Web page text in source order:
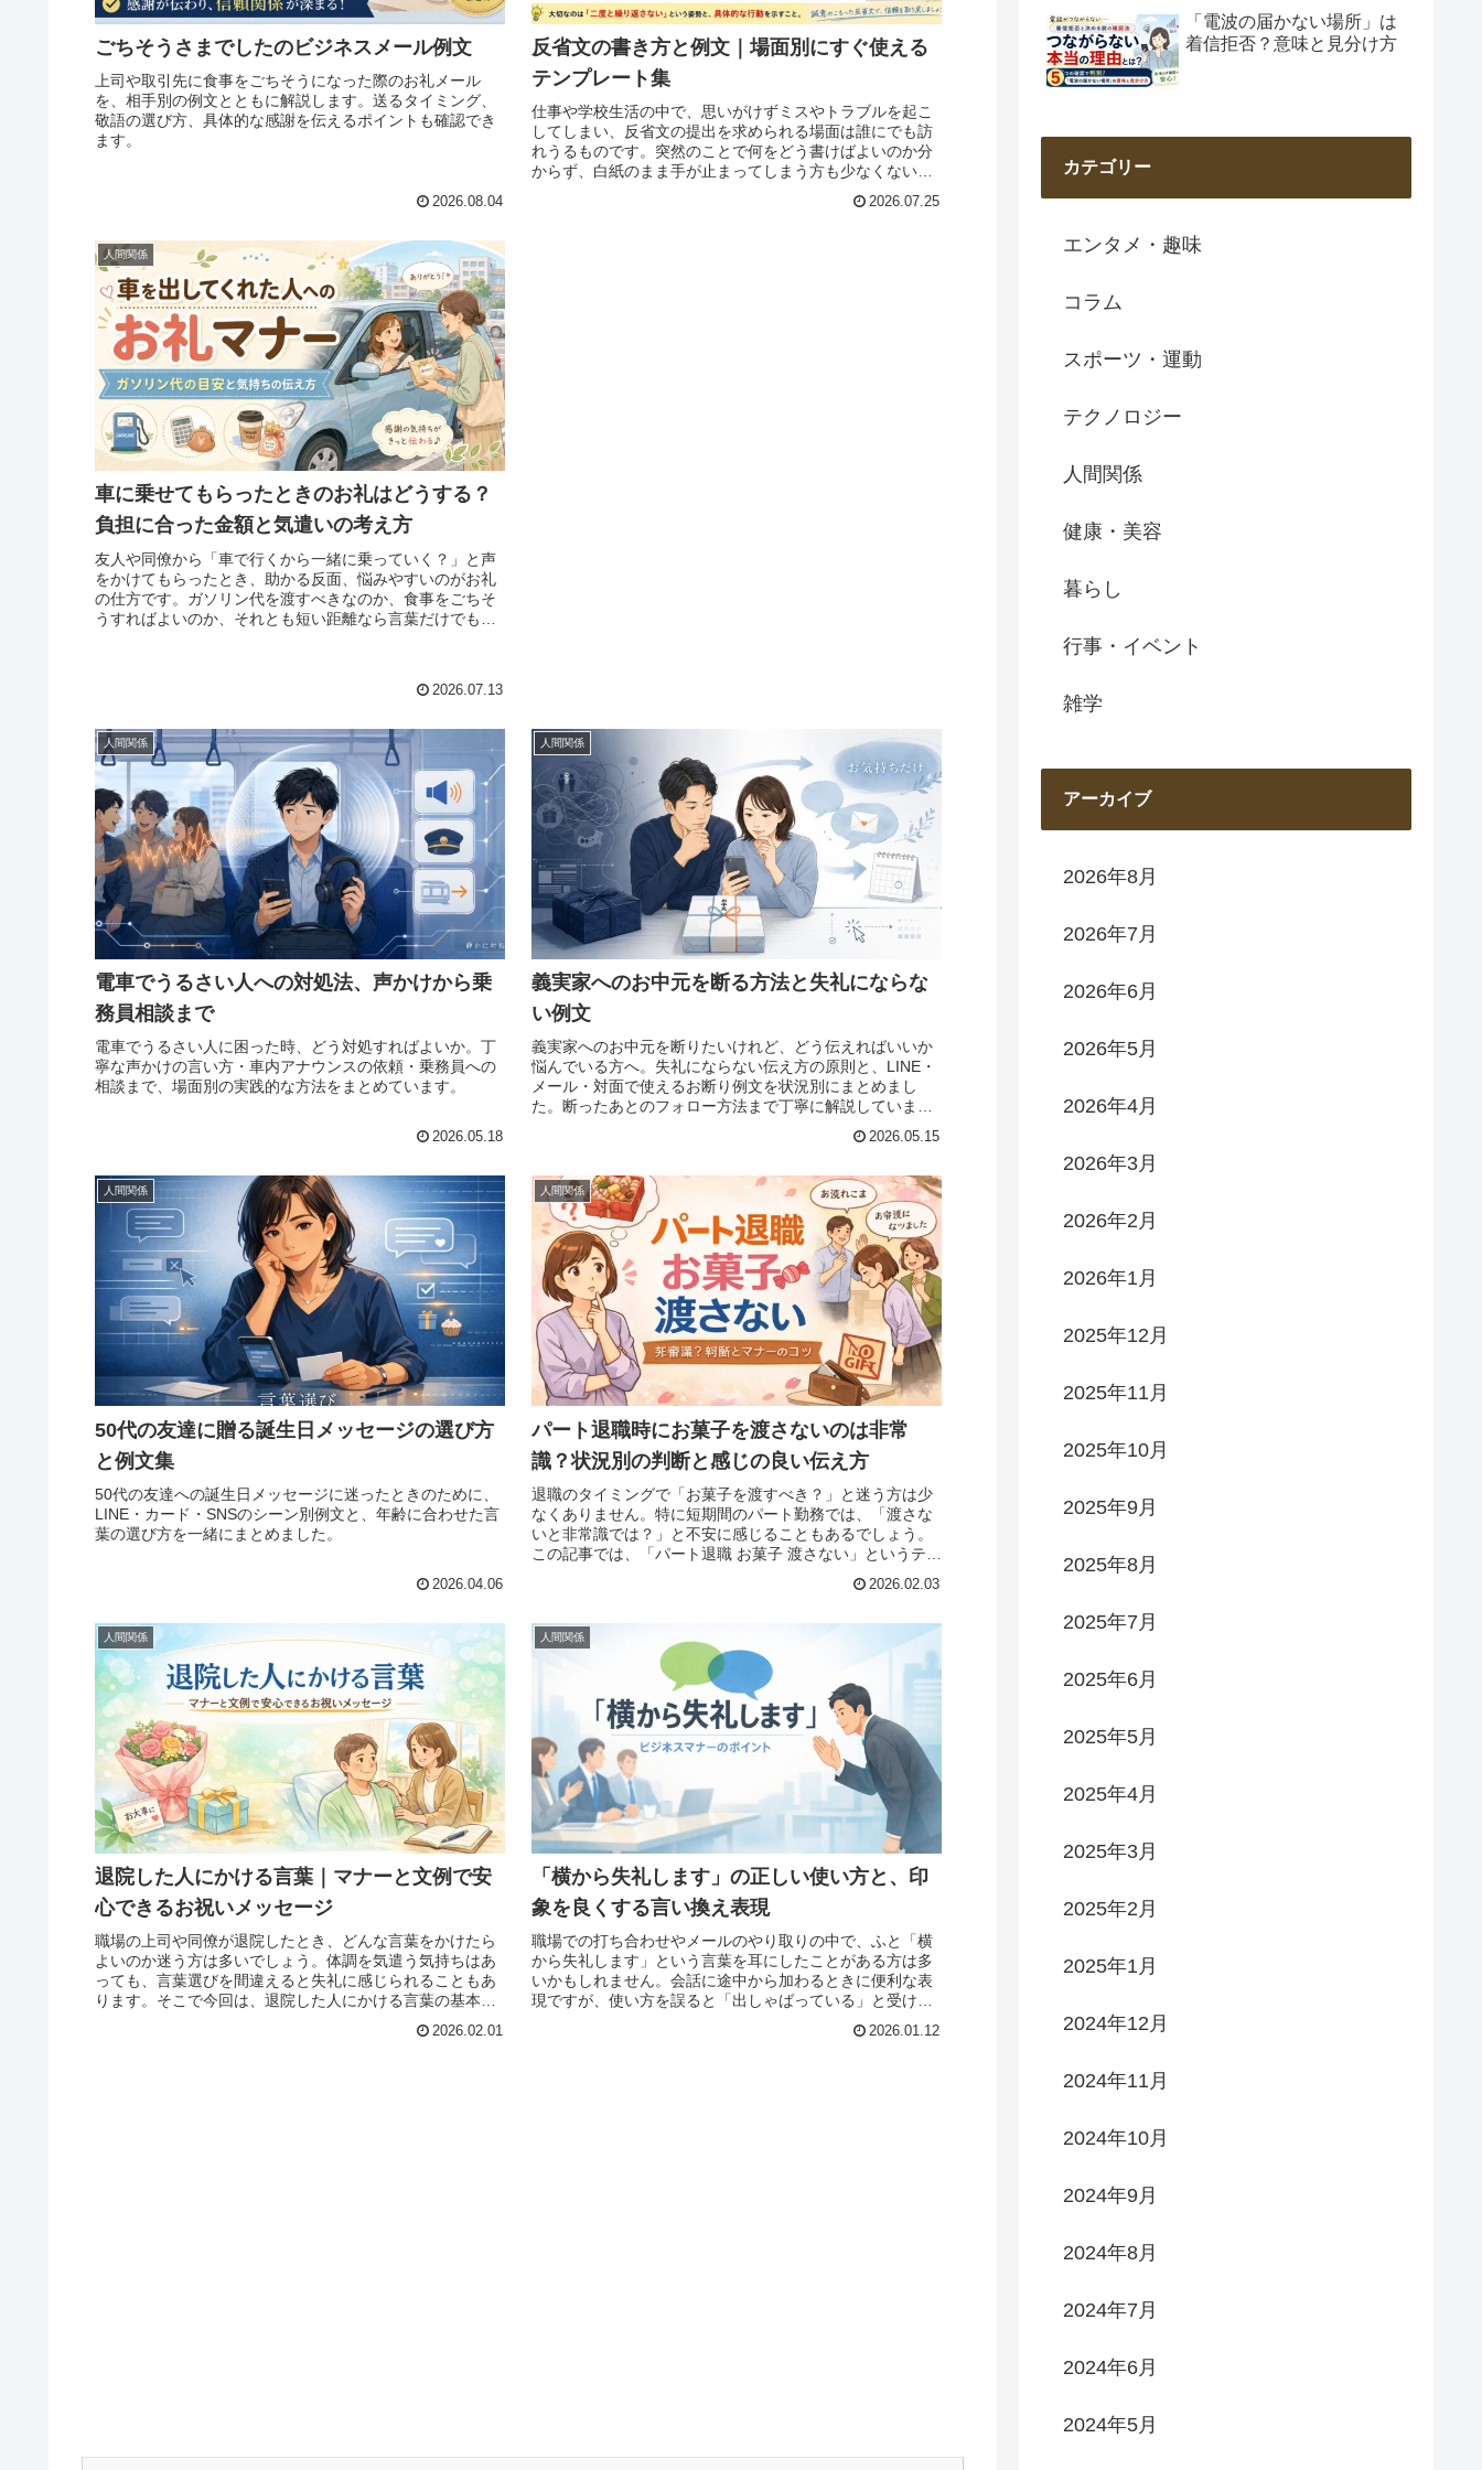
ごちそうさまでしたのビジネスメール例文
上司や取引先に食事をごちそうになった際のお礼メール
を、相手別の例文とともに解説します。送るタイミング、
敬語の選び方、具体的な感謝を伝えるポイントも確認でき
ます。
2026.08.04
反省文の書き方と例文｜場面別にすぐ使える
テンプレート集
仕事や学校生活の中で、思いがけずミスやトラブルを起こ
してしまい、反省文の提出を求められる場面は誰にでも訪
れうるものです。突然のことで何をどう書けばよいのか分
からず、白紙のまま手が止まってしまう方も少なくないで
2026.07.25
人間関係
車に乗せてもらったときのお礼はどうする？
負担に合った金額と気遣いの考え方
友人や同僚から「車で行くから一緒に乗っていく？」と声
をかけてもらったとき、助かる反面、悩みやすいのがお礼
の仕方です。ガソリン代を渡すべきなのか、食事をごちそ
うすればよいのか、それとも短い距離なら言葉だけでも問
2026.07.13
人間関係
電車でうるさい人への対処法、声かけから乗
務員相談まで
電車でうるさい人に困った時、どう対処すればよいか。丁
寧な声かけの言い方・車内アナウンスの依頼・乗務員への
相談まで、場面別の実践的な方法をまとめています。
2026.05.18
人間関係
義実家へのお中元を断る方法と失礼にならな
い例文
義実家へのお中元を断りたいけれど、どう伝えればいいか
悩んでいる方へ。失礼にならない伝え方の原則と、LINE・
メール・対面で使えるお断り例文を状況別にまとめまし
た。断ったあとのフォロー方法まで丁寧に解説していま
2026.05.15
人間関係
50代の友達に贈る誕生日メッセージの選び方
と例文集
50代の友達への誕生日メッセージに迷ったときのために、
LINE・カード・SNSのシーン別例文と、年齢に合わせた言
葉の選び方を一緒にまとめました。
2026.04.06
人間関係
パート退職時にお菓子を渡さないのは非常
識？状況別の判断と感じの良い伝え方
退職のタイミングで「お菓子を渡すべき？」と迷う方は少
なくありません。特に短期間のパート勤務では、「渡さな
いと非常識では？」と不安に感じることもあるでしょう。
この記事では、「パート退職 お菓子 渡さない」というテー
2026.02.03
人間関係
退院した人にかける言葉｜マナーと文例で安
心できるお祝いメッセージ
職場の上司や同僚が退院したとき、どんな言葉をかけたら
よいのか迷う方は多いでしょう。体調を気遣う気持ちはあ
っても、言葉選びを間違えると失礼に感じられることもあ
ります。そこで今回は、退院した人にかける言葉の基本マ
2026.02.01
人間関係
「横から失礼します」の正しい使い方と、印
象を良くする言い換え表現
職場での打ち合わせやメールのやり取りの中で、ふと「横
から失礼します」という言葉を耳にしたことがある方は多
いかもしれません。会話に途中から加わるときに便利な表
現ですが、使い方を誤ると「出しゃばっている」と受け取
2026.01.12
「電波の届かない場所」は
着信拒否？意味と見分け方
カテゴリー
エンタメ・趣味
コラム
スポーツ・運動
テクノロジー
人間関係
健康・美容
暮らし
行事・イベント
雑学
アーカイブ
2026年8月
2026年7月
2026年6月
2026年5月
2026年4月
2026年3月
2026年2月
2026年1月
2025年12月
2025年11月
2025年10月
2025年9月
2025年8月
2025年7月
2025年6月
2025年5月
2025年4月
2025年3月
2025年2月
2025年1月
2024年12月
2024年11月
2024年10月
2024年9月
2024年8月
2024年7月
2024年6月
2024年5月